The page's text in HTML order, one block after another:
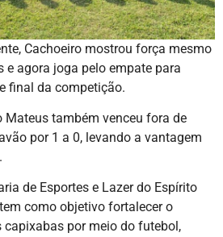
Cachoeiro mostrou força mesmo
e agora joga pelo empate para
final da competição.
Mateus também venceu fora de
por 1 a 0, levando a vantagem
de Esportes e Lazer do Espírito
como objetivo fortalecer o
por meio do futebol,